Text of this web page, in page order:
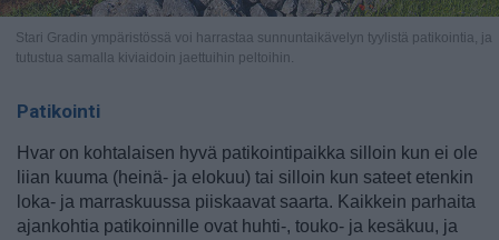
Stari Gradin ympäristössä voi harrastaa sunnuntaikävelyn tyylistä patikointia, ja
tutustua samalla kiviaidoin jaettuihin peltoihin.
Patikointi
Hvar on kohtalaisen hyvä patikointipaikka silloin kun ei ole
liian kuuma (heinä- ja elokuu) tai silloin kun sateet etenkin
loka- ja marraskuussa piiskaavat saarta. Kaikkein parhaita
ajankohtia patikoinnille ovat huhti-, touko- ja kesäkuu, ja